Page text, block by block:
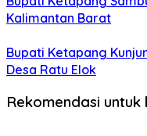
Kalimantan Barat
Bupati Ketapang
Desa Ratu Elok
Rekomendasi untuk